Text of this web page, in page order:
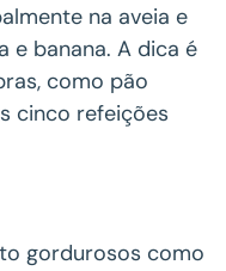
na aveia e
e banana. A dica é
como pão
cinco refeições
gordurosos como